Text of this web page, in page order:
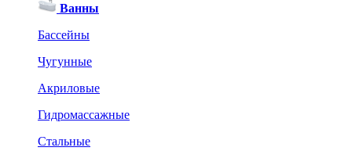
Ванны
Бассейны
Чугунные
Акриловые
Гидромассажные
Стальные